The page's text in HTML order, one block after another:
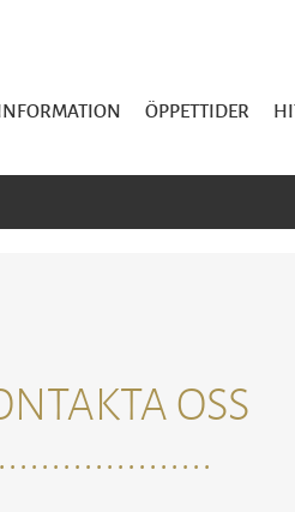
ÖPPETTIDER
OSS